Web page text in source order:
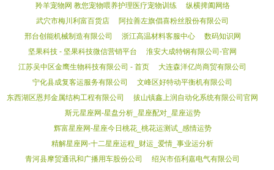
羚羊宠物网 教您宠物喂养护理医疗宠物训练
纵横捭阖网络
武穴市梅川利富百货店
阿拉善左旗倡喜粉丝股份有限公司
邢台创能机械制造有限公司
浙江高温材料客服中心
数码知识网
坚果科技 - 坚果科技微信营销平台
淮安大成特钢有限公司-官网
江苏吴中区金鹰生物科技有限公司 - 首页
大连森洋亿尚商贸有限公司
宁化县成复客运服务有限公司
文峰区好特动平衡机有限公司
东西湖区恩邦金属结构工程有限公司
拔山镇鑫上润自动化系统有限公司官网
斯元星座网-星盘分析_星座配对_星座运势
辉富星座网-星座今日桃花_桃花运测试_感情运势
精解星座网-十二星座运程_财运_爱情_事业运分析
青河县摩贸通讯和广播用车股份公司
绍兴市佰利嘉电气有限公司